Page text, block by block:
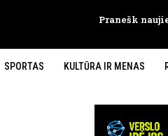
Pranešk
SPORTAS KULTŪRA IR MENAS